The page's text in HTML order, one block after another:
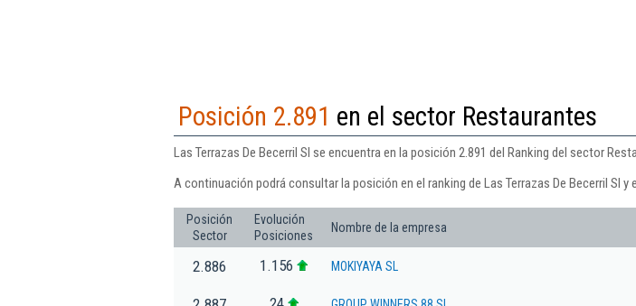
Posición 2.891 en el sector Restaurantes
Las Terrazas De Becerril Sl se encuentra en la posición 2.891 del Ranking del sector
A continuación podrá consultar la posición en el ranking de Las Terrazas De Becerril Sl
Posición
Sector
Evolución
Posiciones
Nombre de la empresa
2.886 1.156 MOKIYAYA SL